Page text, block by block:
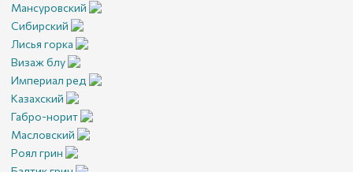
Мансуровский
Сибирский
Лисья горка
Визаж блу
Империал ред
Казахский
Габро-норит
Масловский
Роял грин